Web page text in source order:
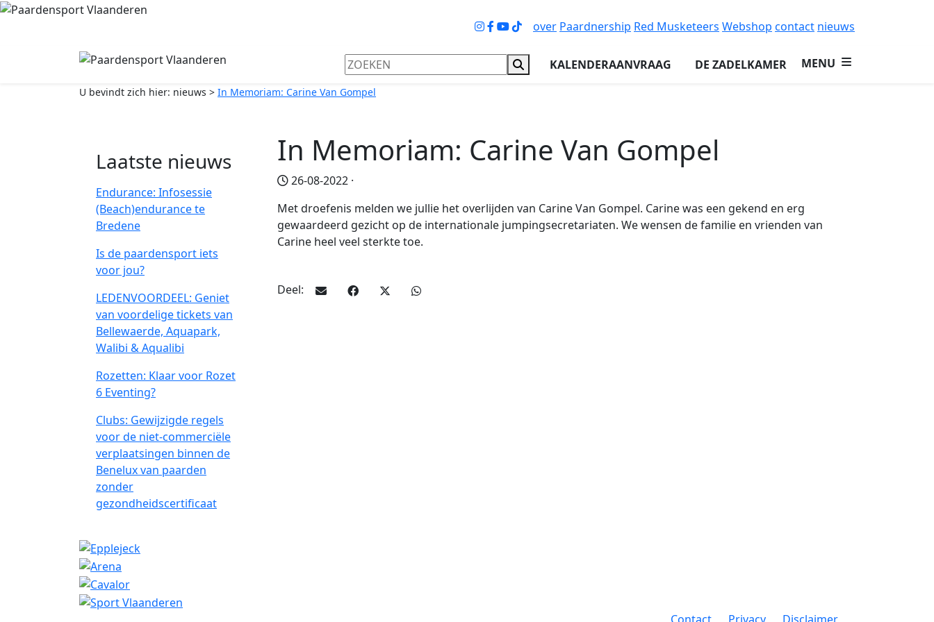
over Paardnership Red Musketeers Webshop contact nieuws
KALENDERAANVRAAG DE ZADELKAMER MENU
U bevindt zich hier: nieuws > In Memoriam: Carine Van Gompel
Laatste nieuws
Endurance: Infosessie
(Beach)endurance te
Bredene
Is de paardensport iets
voor jou?
LEDENVOORDEEL: Geniet
van voordelige tickets van
Bellewaerde, Aquapark,
Walibi & Aqualibi
Rozetten: Klaar voor Rozet
6 Eventing?
Clubs: Gewijzigde regels
voor de niet-commerciële
verplaatsingen binnen de
Benelux van paarden
zonder
gezondheidscertificaat
In Memoriam: Carine Van Gompel
26-08-2022 ·
Met droefenis melden we jullie het overlijden van Carine Van Gompel. Carine was een gekend en erg
gewaardeerd gezicht op de internationale jumpingsecretariaten. We wensen de familie en vrienden van
Carine heel veel sterkte toe.
Deel:
Contact Privacy Disclaimer